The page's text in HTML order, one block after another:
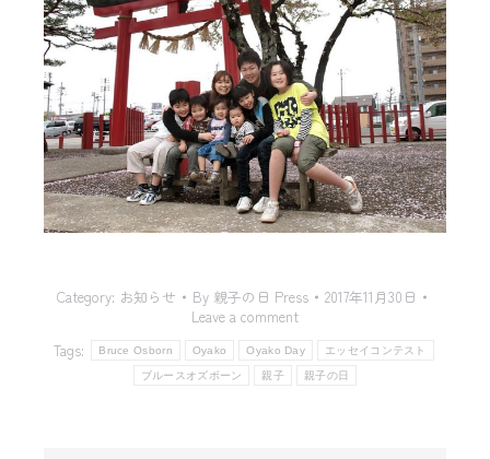
Category: お知らせ By 親子の日 Press
2017年11月30日
Leave a comment
Tags:
Bruce Osborn Oyako Oyako Day エッセイコンテスト
ブルースオズボーン 親子 親子の日